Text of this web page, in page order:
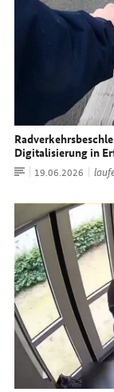
Digitalisierung in
ArtikelDatum:
19.06.2026